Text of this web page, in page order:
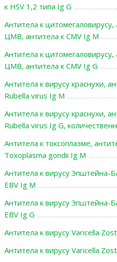
к HSV 1,2 типа Ig G
Антитела к цитомегаловирусу,
ЦМВ, антитела к СMV Ig М
Антитела к цитомегаловирусу,
ЦМВ, антитела к СMV Ig G
Антитела к вирусу краснухи,
Rubella virus Ig M
Антитела к вирусу краснухи,
Rubella virus Ig G,
Антитела к токсоплазме,
Toxoplasma gondii Ig M
Антитела к вирусу Эпштейна-
EBV Ig M
Антитела к вирусу Эпштейна-
EBV Ig G
Антитела к вирусу Varicella
Антитела к вирусу Varicella